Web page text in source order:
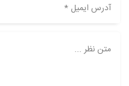
آدرس ایمیل *
متن نظر ...